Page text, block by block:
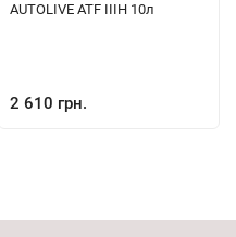
AUTOLIVE ATF IIIH 10л
2 610 грн.